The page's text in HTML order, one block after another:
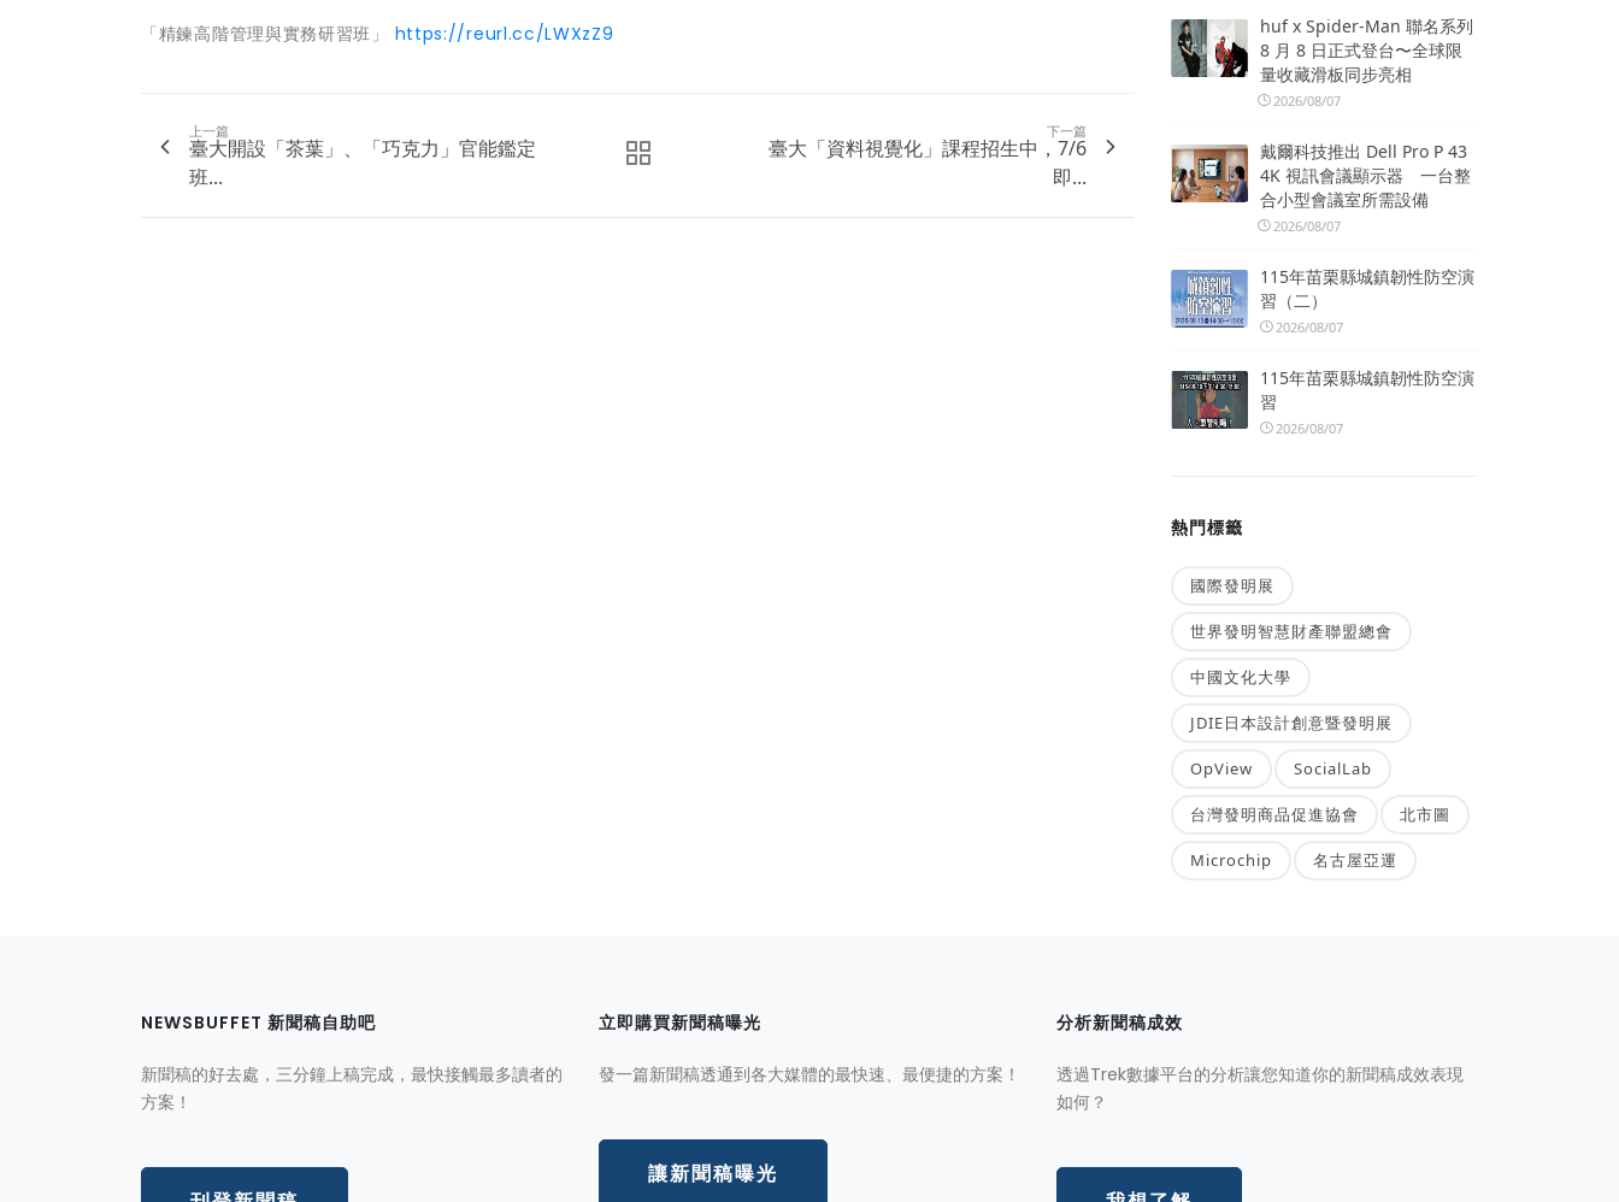
「精鍊高階管理與實務研習班」 https://reurl.cc/LWXzZ9
上一篇
臺大開設「茶葉」、「巧克力」官能鑑定
班...
下一篇
臺大「資料視覺化」課程招生中，7/6
即...
huf x Spider-Man 聯名系列
8 月 8 日正式登台〜全球限
量收藏滑板同步亮相
2026/08/07
戴爾科技推出 Dell Pro P 43
4K 視訊會議顯示器 一台整
合小型會議室所需設備
2026/08/07
115年苗栗縣城鎮韌性防空演
習（二）
2026/08/07
115年苗栗縣城鎮韌性防空演
習
2026/08/07
熱門標籤
國際發明展
世界發明智慧財產聯盟總會
中國文化大學
JDIE日本設計創意暨發明展
OpView SocialLab
台灣發明商品促進協會 北市圖
Microchip 名古屋亞運
NEWSBUFFET 新聞稿自助吧
新聞稿的好去處，三分鐘上稿完成，最快接觸最多讀者的
方案！
立即購買新聞稿曝光
發一篇新聞稿透通到各大媒體的最快速、最便捷的方案！
讓新聞稿曝光
分析新聞稿成效
透過Trek數據平台的分析讓您知道你的新聞稿成效表現
如何？